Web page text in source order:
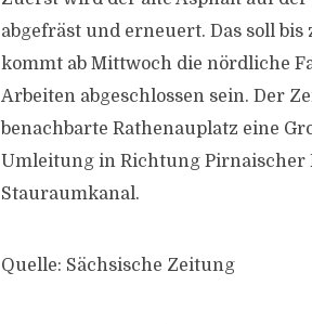
abgefräst und erneuert. Das soll
kommt ab Mittwoch die nördliche
Arbeiten abgeschlossen sein. Der
benachbarte Rathenauplatz eine
Umleitung in Richtung Pirnaischer
Stauraumkanal.
Quelle: Sächsische Zeitung